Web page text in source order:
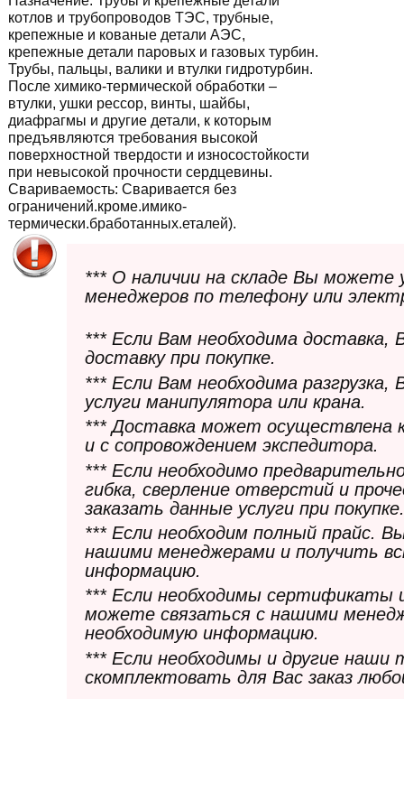
котлов и трубопроводов ТЭС, трубные,
крепежные и кованые детали АЭС,
крепежные детали паровых и газовых турбин.
Трубы, пальцы, валики и втулки гидротурбин.
После химико-термической обработки –
втулки, ушки рессор, винты, шайбы,
диафрагмы и другие детали, к которым
предъявляются требования высокой
поверхностной твердости и износостойкости
при невысокой прочности сердцевины.
Свариваемость: Сваривается без
ограничений.кроме.имико-
термически.бработанных.еталей).
*** О наличии на складе Вы можете
менеджеров по телефону или
*** Если Вам необходима
доставку при покупке.
*** Если Вам необходима
услуги манипулятора или крана.
*** Доставка может осуществлена
и с сопровождением экспедитора.
*** Если необходимо
гибка, сверление отверстий и
заказать данные услуги при покупке.
*** Если необходим полный прайс.
нашими менеджерами и получить
информацию.
*** Если необходимы сертификаты
можете связаться с нашими
необходимую информацию.
*** Если необходимы и другие
скомплектовать для Вас заказ